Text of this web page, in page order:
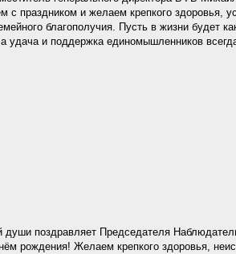
праздником и желаем крепкого здоровья,
благополучия. Пусть в жизни будет
удача и поддержка единомышленников
души поздравляет Председателя
рождения! Желаем крепкого здоровья,